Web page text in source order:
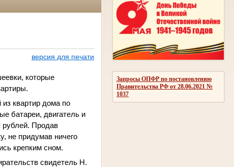
Запросы ОПФР по постановлению
Правительства РФ от 28.06.2021 №
1037
версия для печати
которые
квартир дома по
батареи, двигатель и
рублей. Продав
не придумав ничего
крепким сном.
свидетель Н.